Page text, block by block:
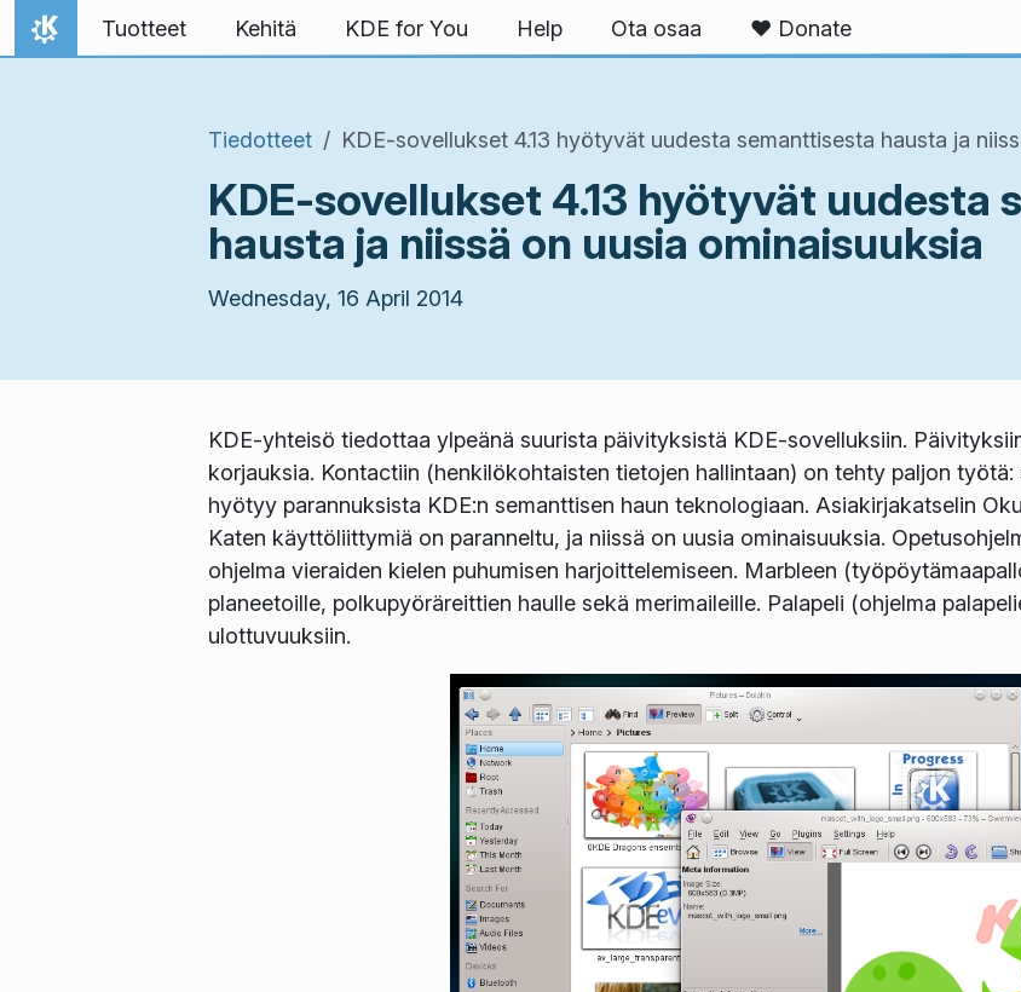
Skip to content
Home
Tuotteet Kehitä KDE for You Help Ota osaa ❤️ Donate
Tiedotteet KDE-sovellukset 4.13 hyötyvät uudesta semanttisesta hausta ja
KDE-sovellukset 4.13 hyötyvät uudesta
hausta ja niissä on uusia ominaisuuksia
Wednesday, 16 April 2014
KDE-yhteisö tiedottaa ylpeänä suurista päivityksistä KDE-sovelluksiin.
korjauksia. Kontactiin (henkilökohtaisten tietojen hallintaan) on tehty paljon työtä:
hyötyy parannuksista KDE:n semanttisen haun teknologiaan. Asiakirjakatselin
Katen käyttöliittymiä on paranneltu, ja niissä on uusia ominaisuuksia.
ohjelma vieraiden kielen puhumisen harjoittelemiseen. Marbleen
planeetoille, polkupyöräreittien haulle sekä merimaileille. Palapeli (ohjelma
ulottuvuuksiin.